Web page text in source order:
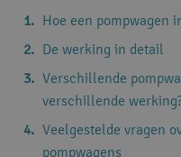
Hoe een pompwagen
De werking in detail
Verschillende
verschillende
Veelgestelde vragen
pompwagens